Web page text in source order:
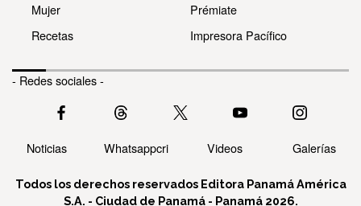
Mujer
Recetas
Prémiate
Impresora Pacífico
- Redes sociales -
Noticias Whatsappcri Videos Galerías
Todos los derechos reservados Editora Panamá América
S.A. - Ciudad de Panamá - Panamá 2026.